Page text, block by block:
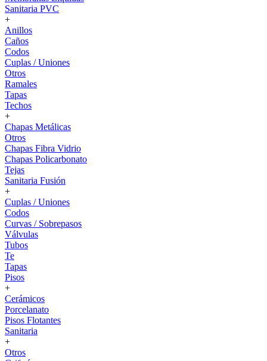
Sanitaria PVC
+
Anillos
Caños
Codos
Cuplas / Uniones
Otros
Ramales
Tapas
Techos
+
Chapas Metálicas
Otros
Chapas Fibra Vidrio
Chapas Policarbonato
Tejas
Sanitaria Fusión
+
Cuplas / Uniones
Codos
Curvas / Sobrepasos
Válvulas
Tubos
Te
Tapas
Pisos
+
Cerámicos
Porcelanato
Pisos Flotantes
Sanitaria
+
Otros